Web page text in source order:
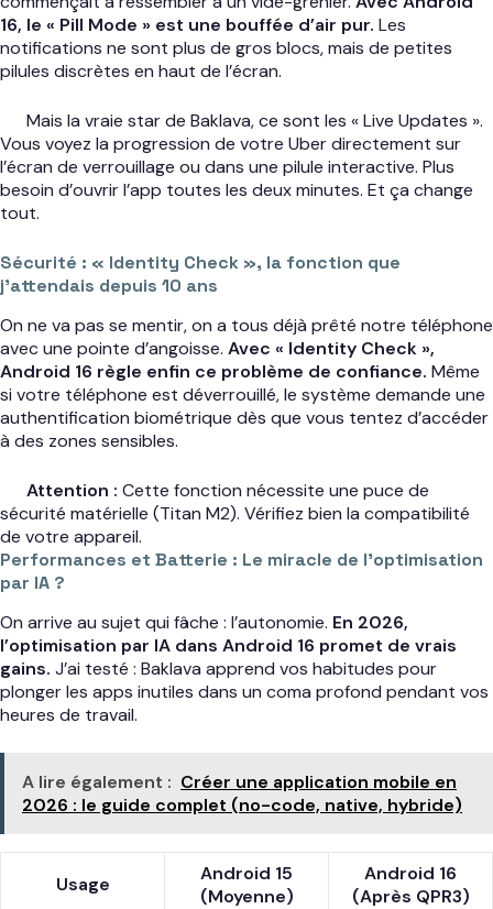
16, le « Pill Mode » est une bouffée d’air pur. Les
notifications ne sont plus de gros blocs, mais de petites
pilules discrètes en haut de l’écran.
Mais la vraie star de Baklava, ce sont les « Live Updates ».
Vous voyez la progression de votre Uber directement sur
l’écran de verrouillage ou dans une pilule interactive. Plus
besoin d’ouvrir l’app toutes les deux minutes. Et ça change
tout.
Sécurité : « Identity Check », la fonction que
j’attendais depuis 10 ans
On ne va pas se mentir, on a tous déjà prêté notre téléphone
avec une pointe d’angoisse. Avec « Identity Check »,
Android 16 règle enfin ce problème de confiance. Même
si votre téléphone est déverrouillé, le système demande une
authentification biométrique dès que vous tentez d’accéder
à des zones sensibles.
Attention : Cette fonction nécessite une puce de
sécurité matérielle (Titan M2). Vérifiez bien la compatibilité
de votre appareil.
Performances et Batterie : Le miracle de l’optimisation
par IA ?
On arrive au sujet qui fâche : l’autonomie. En 2026,
l’optimisation par IA dans Android 16 promet de vrais
gains. J’ai testé : Baklava apprend vos habitudes pour
plonger les apps inutiles dans un coma profond pendant vos
heures de travail.
A lire également : Créer une application mobile en
2026 : le guide complet (no-code, native, hybride)
Usage
Android 15
(Moyenne)
Android 16
(Après QPR3)